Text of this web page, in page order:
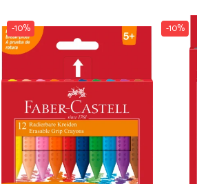
-10% -10%